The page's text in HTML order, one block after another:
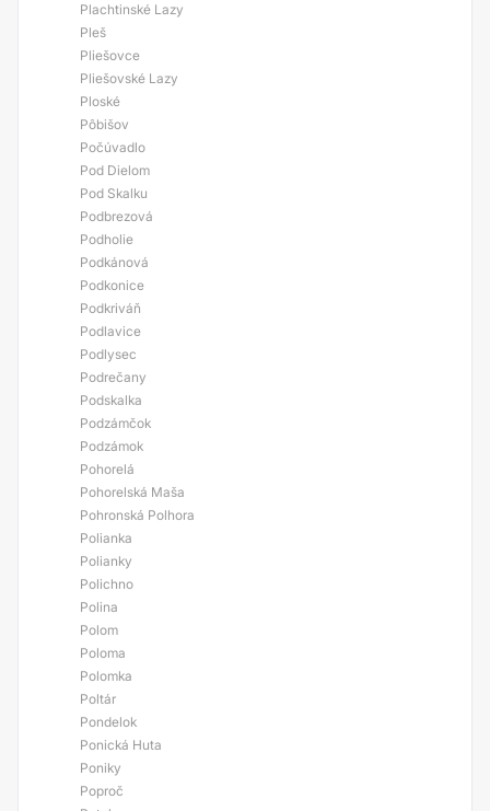
Plachtinské Lazy
Pleš
Pliešovce
Pliešovské Lazy
Ploské
Pôbišov
Počúvadlo
Pod Dielom
Pod Skalku
Podbrezová
Podholie
Podkánová
Podkonice
Podkriváň
Podlavice
Podlysec
Podrečany
Podskalka
Podzámčok
Podzámok
Pohorelá
Pohorelská Maša
Pohronská Polhora
Polianka
Polianky
Polichno
Polina
Polom
Poloma
Polomka
Poltár
Pondelok
Ponická Huta
Poniky
Poproč